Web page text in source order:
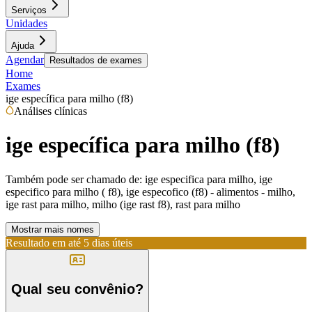
Serviços
Unidades
Ajuda
Agendar Resultados de exames
Home
Exames
ige específica para milho (f8)
Análises clínicas
ige específica para milho (f8)
Também pode ser chamado de: ige especifica para milho, ige
especifico para milho ( f8), ige especofico (f8) - alimentos - milho,
ige rast para milho, milho (ige rast f8), rast para milho
Mostrar mais nomes
Resultado em até 5 dias úteis
Qual seu convênio?